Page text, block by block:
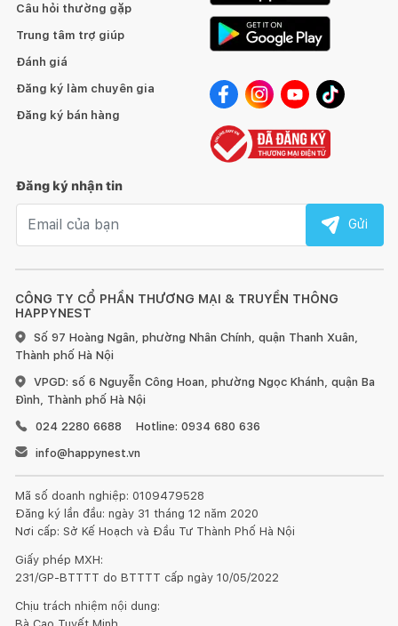
CÔNG TY CỔ PHẦN THƯƠNG MẠI & TRUYỀN THÔNG
HAPPYNEST
Số 97 Hoàng Ngân, phường Nhân Chính, quận Thanh Xuân,
Thành phố Hà Nội
VPGD: số 6 Nguyễn Công Hoan, phường Ngọc Khánh, quận Ba
Đình, Thành phố Hà Nội
024 2280 6688
Hotline: 0934 680 636
info@happynest.vn
Mã số doanh nghiệp: 0109479528
Đăng ký lần đầu: ngày 31 tháng 12 năm 2020
Nơi cấp: Sở Kế Hoạch và Đầu Tư Thành Phố Hà Nội
Giấy phép MXH:
231/GP-BTTTT do BTTTT cấp ngày 10/05/2022
Chịu trách nhiệm nội dung:
Câu hỏi thường gặp
Trung tâm trợ giúp
Đánh giá
Đăng ký làm chuyên gia
Đăng ký bán hàng
Đăng ký nhận tin
Gửi